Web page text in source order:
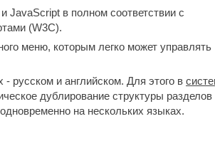
JavaScript в полном соответствии с
(W3C).
меню, которым легко может управлять
- русском и английском. Для этого в
дублирование структуры разделов
на нескольких языках.